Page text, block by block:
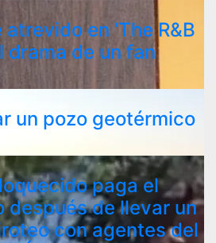
en ‘The R&B
drama de un fan
un pozo geotérmico
paga el
después de llevar un
con agentes del